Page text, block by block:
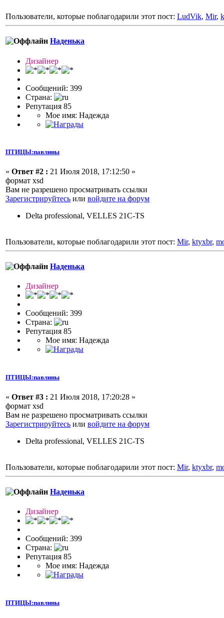
Пользователи, которые поблагодарили этот пост: LudVik, Mir,
Наденька
Дизайнер
Сообщений: 399
Страна:
Репутация 85
Мое имя: Надежда
ПТИЦЫ:павлины
« Ответ #2 : 21 Июля 2018, 17:12:50 »
формат xsd
Вам не разрешено просматривать ссылки
Зарегистрируйтесь или войдите на форум
Delta professional, VELLES 21C-TS
Пользователи, которые поблагодарили этот пост: Mir, ktyxbr,
Наденька
Дизайнер
Сообщений: 399
Страна:
Репутация 85
Мое имя: Надежда
ПТИЦЫ:павлины
« Ответ #3 : 21 Июля 2018, 17:20:28 »
формат xsd
Вам не разрешено просматривать ссылки
Зарегистрируйтесь или войдите на форум
Delta professional, VELLES 21C-TS
Пользователи, которые поблагодарили этот пост: Mir, ktyxbr,
Наденька
Дизайнер
Сообщений: 399
Страна:
Репутация 85
Мое имя: Надежда
ПТИЦЫ:павлины